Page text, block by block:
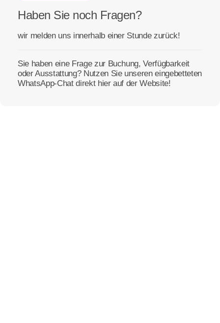
Haben Sie noch Fragen?
wir melden uns innerhalb einer Stunde zurück!
Sie haben eine Frage zur Buchung, Verfügbarkeit
oder Ausstattung? Nutzen Sie unseren eingebetteten
WhatsApp-Chat direkt hier auf der Website!